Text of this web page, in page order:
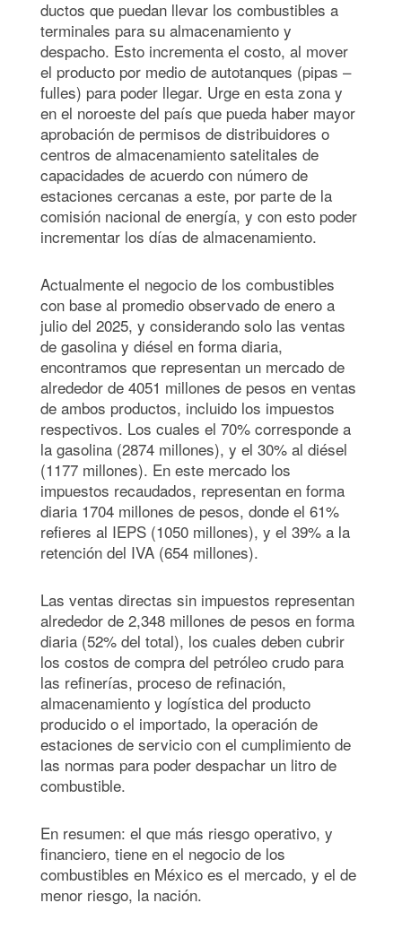
ductos que puedan llevar los combustibles a
terminales para su almacenamiento y
despacho. Esto incrementa el costo, al mover
el producto por medio de autotanques (pipas –
fulles) para poder llegar. Urge en esta zona y
en el noroeste del país que pueda haber mayor
aprobación de permisos de distribuidores o
centros de almacenamiento satelitales de
capacidades de acuerdo con número de
estaciones cercanas a este, por parte de la
comisión nacional de energía, y con esto poder
incrementar los días de almacenamiento.
Actualmente el negocio de los combustibles
con base al promedio observado de enero a
julio del 2025, y considerando solo las ventas
de gasolina y diésel en forma diaria,
encontramos que representan un mercado de
alrededor de 4051 millones de pesos en ventas
de ambos productos, incluido los impuestos
respectivos. Los cuales el 70% corresponde a
la gasolina (2874 millones), y el 30% al diésel
(1177 millones). En este mercado los
impuestos recaudados, representan en forma
diaria 1704 millones de pesos, donde el 61%
refieres al IEPS (1050 millones), y el 39% a la
retención del IVA (654 millones).
Las ventas directas sin impuestos representan
alrededor de 2,348 millones de pesos en forma
diaria (52% del total), los cuales deben cubrir
los costos de compra del petróleo crudo para
las refinerías, proceso de refinación,
almacenamiento y logística del producto
producido o el importado, la operación de
estaciones de servicio con el cumplimiento de
las normas para poder despachar un litro de
combustible.
En resumen: el que más riesgo operativo, y
financiero, tiene en el negocio de los
combustibles en México es el mercado, y el de
menor riesgo, la nación.